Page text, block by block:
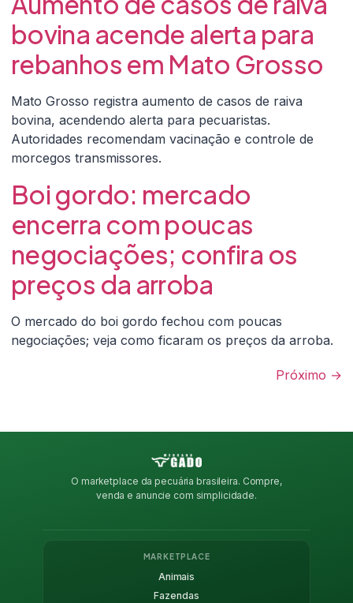
bovina acende alerta para
rebanhos em Mato Grosso
Mato Grosso registra aumento de casos de raiva
bovina, acendendo alerta para pecuaristas.
Autoridades recomendam vacinação e controle de
morcegos transmissores.
Boi gordo: mercado
encerra com poucas
negociações; confira os
preços da arroba
O mercado do boi gordo fechou com poucas
negociações; veja como ficaram os preços da arroba.
Próximo →
O marketplace da pecuária brasileira. Compre,
venda e anuncie com simplicidade.
MARKETPLACE
Animais
Fazendas